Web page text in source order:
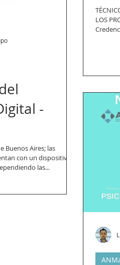
LOS
-
Buenos Aires; las
con un dispositivo
las...